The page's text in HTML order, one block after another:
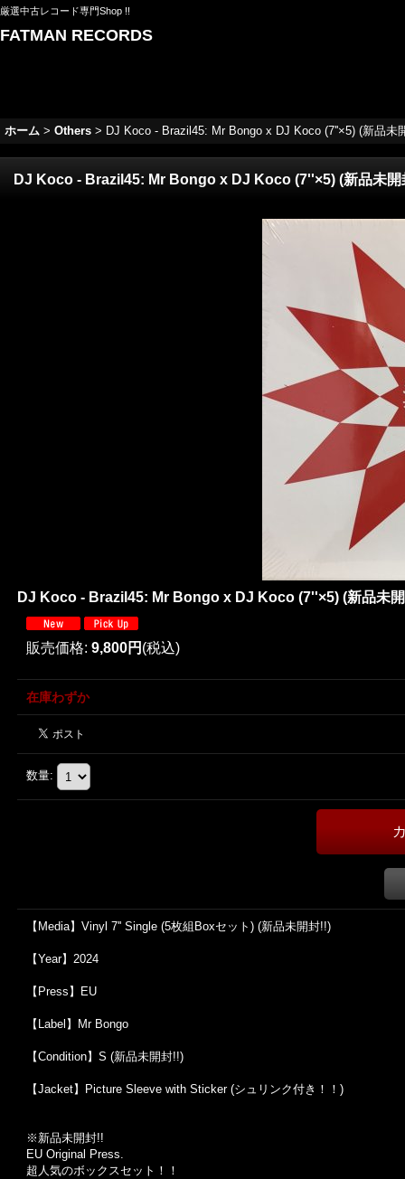
厳選中古レコード専門Shop !!
FATMAN RECORDS
ホーム > Others > DJ Koco - Brazil45: Mr Bongo x DJ Koco (7''×5) (新品未
DJ Koco - Brazil45: Mr Bongo x DJ Koco (7''×5) (新品未開
DJ Koco - Brazil45: Mr Bongo x DJ Koco (7''×5) (新品未
販売価格: 9,800円 (税込)
在庫わずか
数量:
【Media】Vinyl 7'' Single (5枚組Boxセット) (新品未開封!!)
【Year】2024
【Press】EU
【Label】Mr Bongo
【Condition】S (新品未開封!!)
【Jacket】Picture Sleeve with Sticker (シュリンク付き！！)
※新品未開封!!
EU Original Press.
超人気のボックスセット！！